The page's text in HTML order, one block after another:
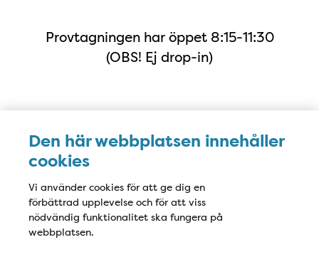
Den här webbplatsen innehåller
cookies
Vi använder cookies för att ge dig en
förbättrad upplevelse och för att viss
nödvändig funktionalitet ska fungera på
webbplatsen.
Provtagningen har öppet 8:15-11:30
(OBS! Ej drop-in)
Adress i Google Maps